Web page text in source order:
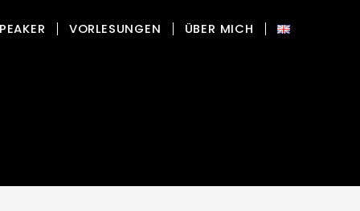
VORLESUNGEN ÜBER MICH